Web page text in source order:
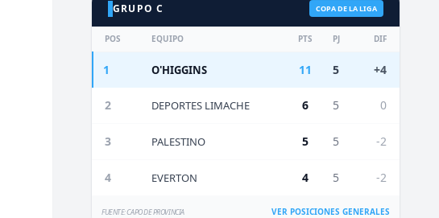
GRUPO C COPA DE LA LIGA
POS EQUIPO PTS PJ DIF
1 O'HIGGINS 11 5 +4
2 DEPORTES LIMACHE 6 5 0
3 PALESTINO 5 5 -2
4 EVERTON 4 5 -2
FUENTE: CAPO DE PROVINCIA VER POSICIONES GENERALES